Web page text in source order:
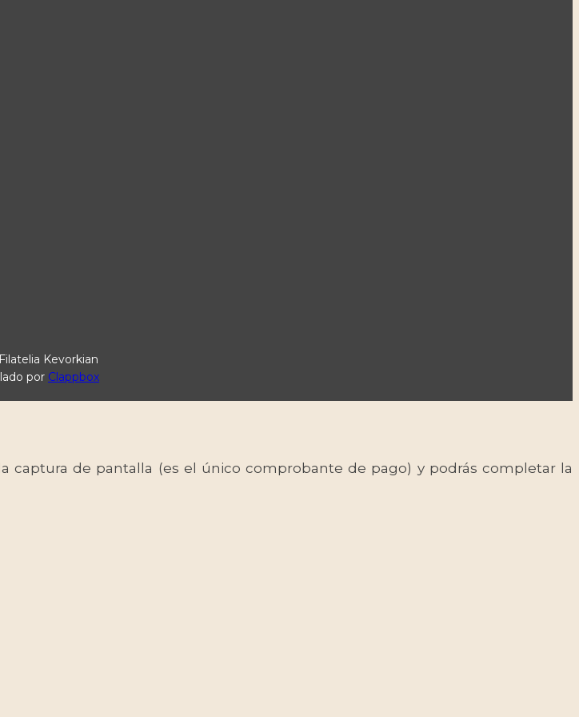
Kevorkian
por Clappbox
captura de pantalla (es el único comprobante de pago) y podrás completar la